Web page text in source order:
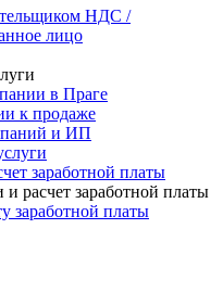
НДС /
лицо
в Праге
к продаже
и ИП
заработной платы
расчет заработной платы
заработной платы